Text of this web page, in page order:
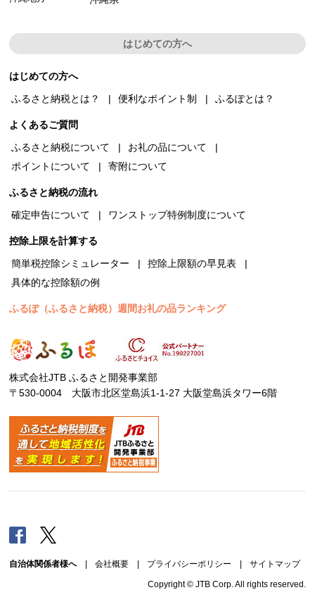
はじめての方へ
はじめての方へ
ふるさと納税とは？
便利なポイント制 ふるぽとは？
よくあるご質問
ふるさと納税について
お礼の品について
ポイントについて
寄附について
ふるさと納税の流れ
確定申告について
ワンストップ特例制度について
控除上限を計算する
簡単税控除シミュレーター
控除上限額の早見表
具体的な控除額の例
ふるぽ（ふるさと納税）週間お礼の品ランキング
株式会社JTB ふるさと開発事業部
〒530-0004 大阪市北区堂島浜1-1-27 大阪堂島浜タワー6階
Facebook
自治体関係者様へ| 会社概要 プライバシーポリシー サイトマップ
Copyright © JTB Corp. All rights reserved.